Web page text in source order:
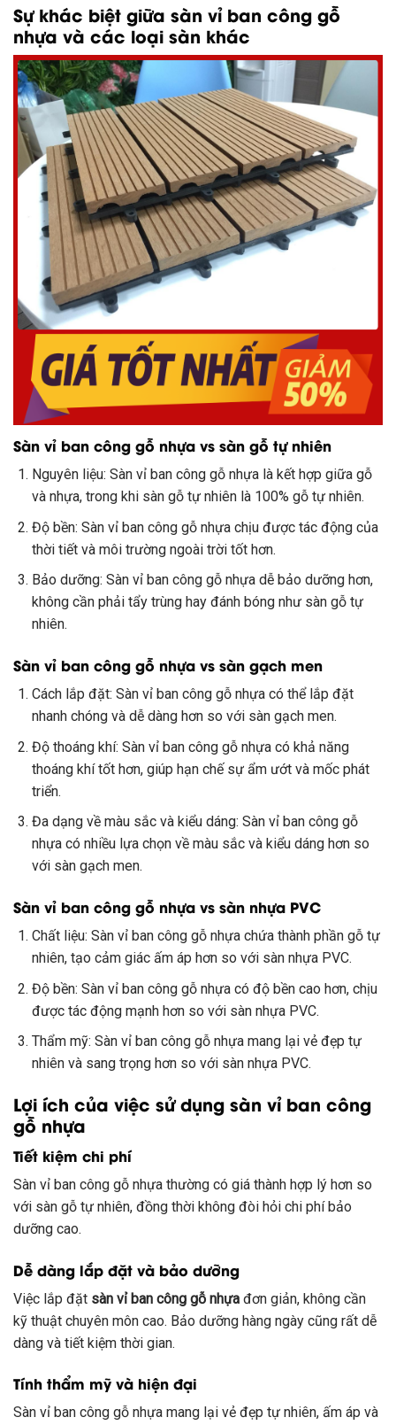
Sự khác biệt giữa sàn vỉ ban công gỗ
nhựa và các loại sàn khác
Sàn vỉ ban công gỗ nhựa vs sàn gỗ tự nhiên
Nguyên liệu: Sàn vỉ ban công gỗ nhựa là kết hợp giữa gỗ
và nhựa, trong khi sàn gỗ tự nhiên là 100% gỗ tự nhiên.
Độ bền: Sàn vỉ ban công gỗ nhựa chịu được tác động của
thời tiết và môi trường ngoài trời tốt hơn.
Bảo dưỡng: Sàn vỉ ban công gỗ nhựa dễ bảo dưỡng hơn,
không cần phải tẩy trùng hay đánh bóng như sàn gỗ tự
nhiên.
Sàn vỉ ban công gỗ nhựa vs sàn gạch men
Cách lắp đặt: Sàn vỉ ban công gỗ nhựa có thể lắp đặt
nhanh chóng và dễ dàng hơn so với sàn gạch men.
Độ thoáng khí: Sàn vỉ ban công gỗ nhựa có khả năng
thoáng khí tốt hơn, giúp hạn chế sự ẩm ướt và mốc phát
triển.
Đa dạng về màu sắc và kiểu dáng: Sàn vỉ ban công gỗ
nhựa có nhiều lựa chọn về màu sắc và kiểu dáng hơn so
với sàn gạch men.
Sàn vỉ ban công gỗ nhựa vs sàn nhựa PVC
Chất liệu: Sàn vỉ ban công gỗ nhựa chứa thành phần gỗ tự
nhiên, tạo cảm giác ấm áp hơn so với sàn nhựa PVC.
Độ bền: Sàn vỉ ban công gỗ nhựa có độ bền cao hơn, chịu
được tác động mạnh hơn so với sàn nhựa PVC.
Thẩm mỹ: Sàn vỉ ban công gỗ nhựa mang lại vẻ đẹp tự
nhiên và sang trọng hơn so với sàn nhựa PVC.
Lợi ích của việc sử dụng sàn vỉ ban công
gỗ nhựa
Tiết kiệm chi phí
Sàn vỉ ban công gỗ nhựa thường có giá thành hợp lý hơn so
với sàn gỗ tự nhiên, đồng thời không đòi hỏi chi phí bảo
dưỡng cao.
Dễ dàng lắp đặt và bảo dưỡng
Việc lắp đặt sàn vỉ ban công gỗ nhựa đơn giản, không cần
kỹ thuật chuyên môn cao. Bảo dưỡng hàng ngày cũng rất dễ
dàng và tiết kiệm thời gian.
Tính thẩm mỹ và hiện đại
Sàn vỉ ban công gỗ nhựa mang lại vẻ đẹp tự nhiên, ấm áp và